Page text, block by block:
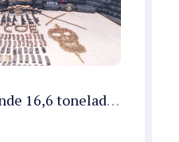
PMAM apreende 16,6 toneladas de entorpecentes e registra aumento nas prisões em flagrante e nas capturas de foragidos no primeiro semestre de 2026